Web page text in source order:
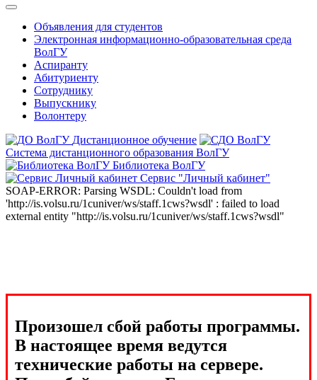
Объявления для студентов
Электронная информационно-образовательная среда
ВолГУ
Аспиранту
Абитуриенту
Сотруднику
Выпускнику
Волонтеру
Дистанционное обучение
Система дистанционного образования ВолГУ
Библиотека ВолГУ
Сервис "Личный кабинет"
SOAP-ERROR: Parsing WSDL: Couldn't load from
'http://is.volsu.ru/1cuniver/ws/staff.1cws?wsdl' : failed to load
external entity "http://is.volsu.ru/1cuniver/ws/staff.1cws?wsdl"
Произошел сбой работы программы.
В настоящее время ведутся
технические работы на сервере.